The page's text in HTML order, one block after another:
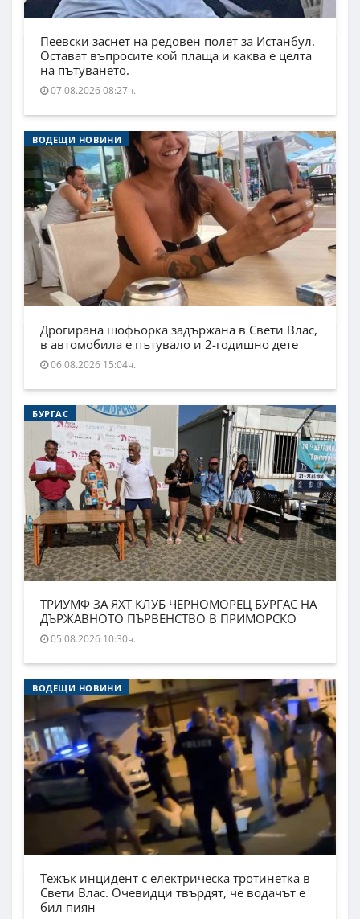
Пеевски заснет на редовен полет за Истанбул.
Остават въпросите кой плаща и каква е целта
на пътуването.
07.08.2026 08:27ч.
ВОДЕЩИ НОВИНИ
Дрогирана шофьорка задържана в Свети Влас,
в автомобила е пътувало и 2-годишно дете
06.08.2026 15:04ч.
БУРГАС
ТРИУМФ ЗА ЯХТ КЛУБ ЧЕРНОМОРЕЦ БУРГАС НА
ДЪРЖАВНОТО ПЪРВЕНСТВО В ПРИМОРСКО
05.08.2026 10:30ч.
ВОДЕЩИ НОВИНИ
Тежък инцидент с електрическа тротинетка в
Свети Влас. Очевидци твърдят, че водачът е
бил пиян